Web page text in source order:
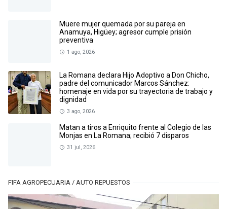
Muere mujer quemada por su pareja en
Anamuya, Higüey; agresor cumple prisión
preventiva
1 ago, 2026
La Romana declara Hijo Adoptivo a Don Chicho,
padre del comunicador Marcos Sánchez:
homenaje en vida por su trayectoria de trabajo y
dignidad
3 ago, 2026
Matan a tiros a Enriquito frente al Colegio de las
Monjas en La Romana; recibió 7 disparos
31 jul, 2026
FIFA AGROPECUARIA / AUTO REPUESTOS